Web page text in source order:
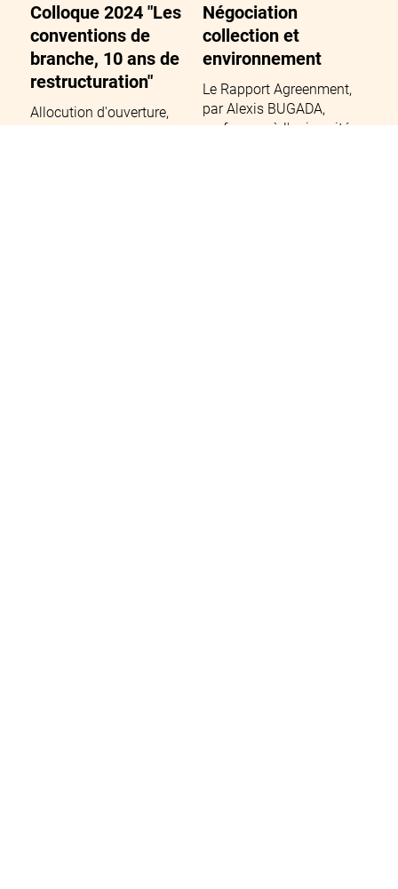
Colloque 2024 "Les
conventions de
branche, 10 ans de
restructuration"
Allocution d'ouverture,
Négociation
collection et
environnement
Le Rapport Agreenment,
par Alexis BUGADA,
professeur à l'université